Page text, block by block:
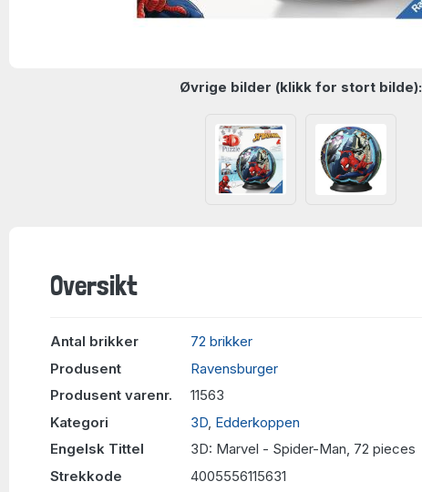
Øvrige bilder (klikk for stort bilde):
Oversikt
Antal brikker
72 brikker
Produsent
Ravensburger
Produsent varenr.
11563
Kategori
3D Edderkoppen
Engelsk Tittel
3D: Marvel - Spider-Man, 72 pieces
Strekkode
4005556115631